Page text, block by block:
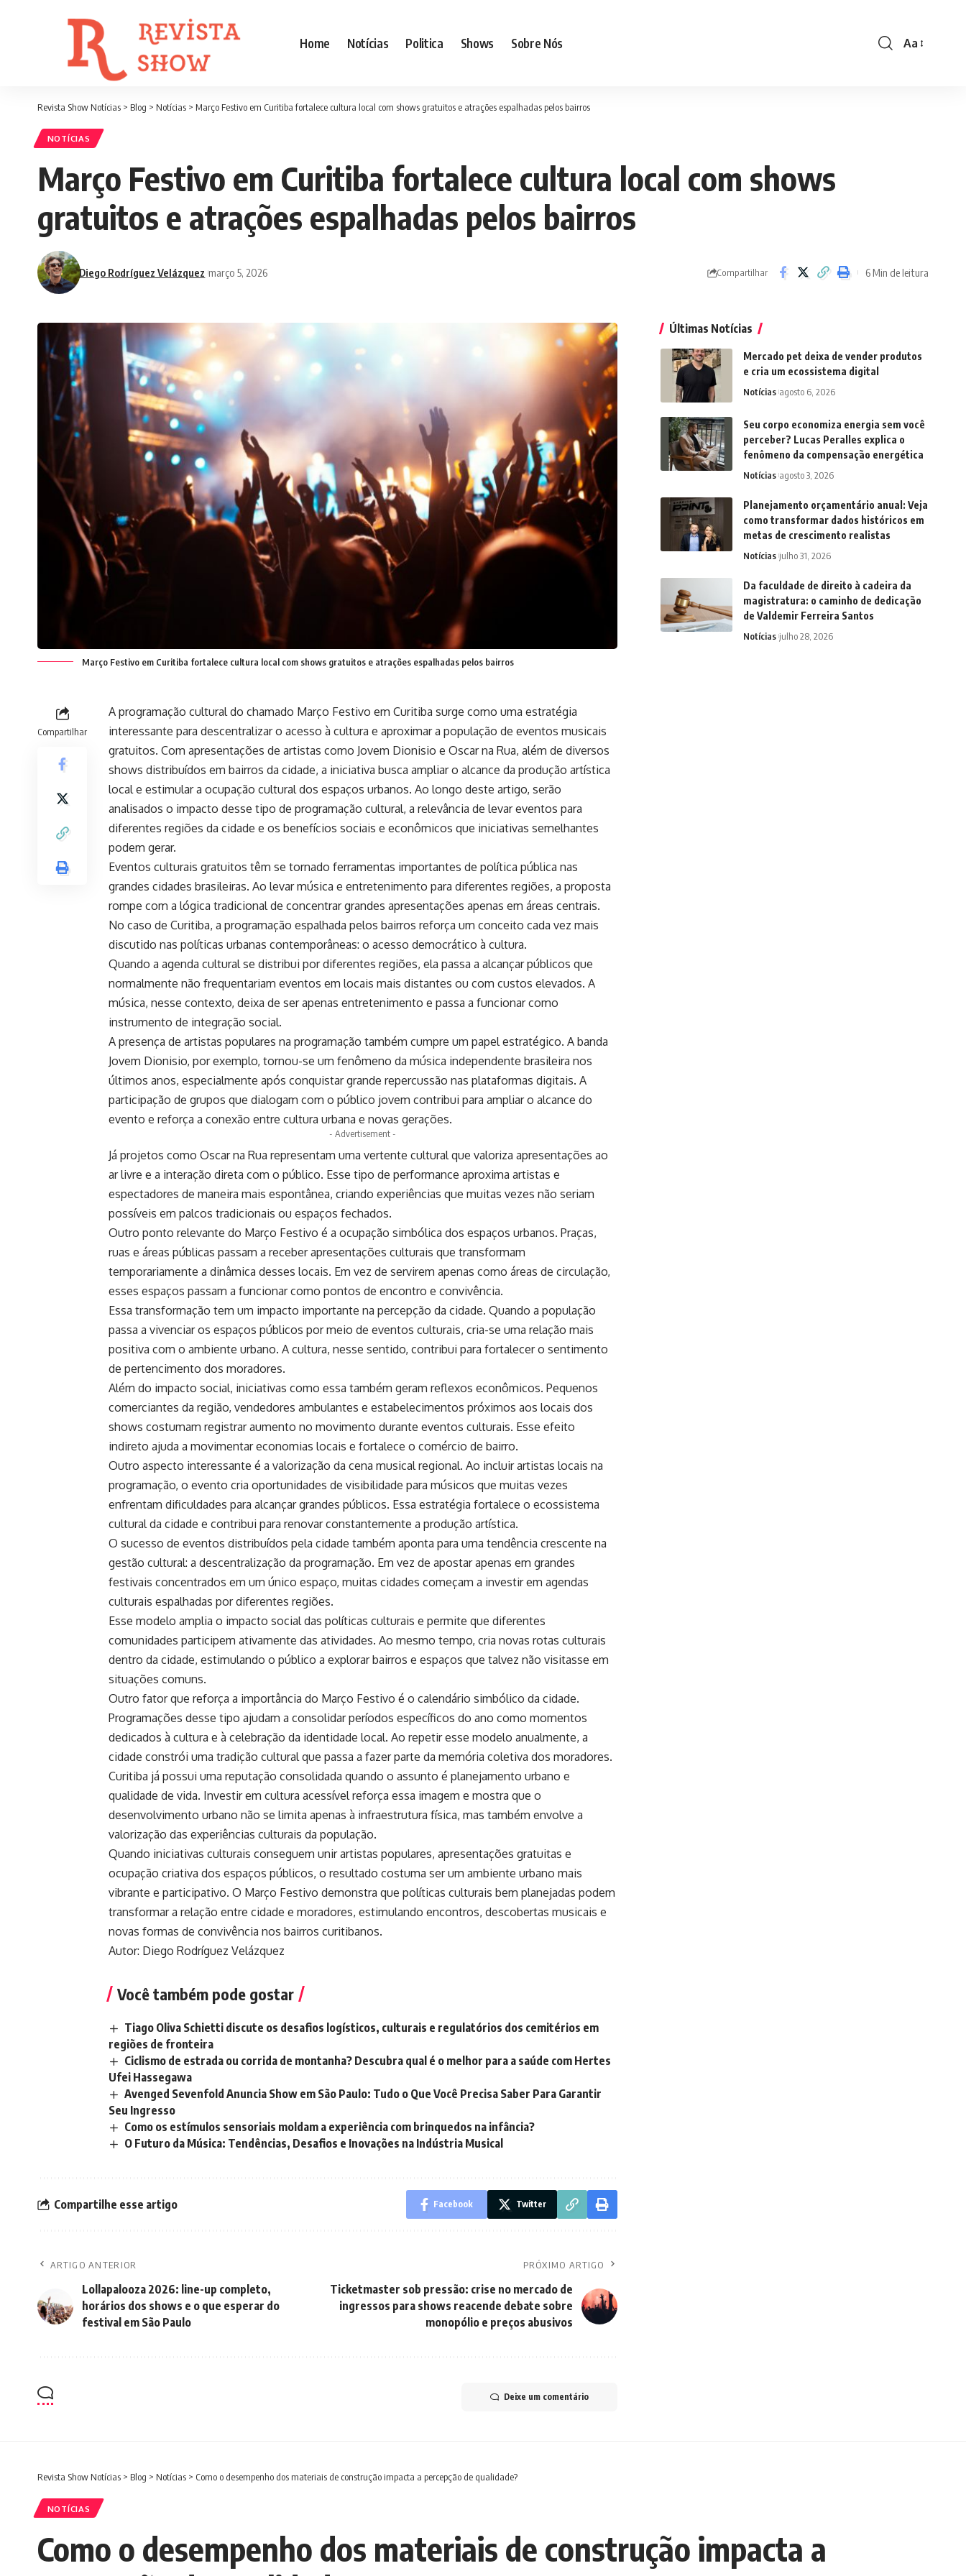
Home Notícias Politica Shows Sobre Nós
Font
Aa
Revista Show Notícias > Blog > Notícias > Março Festivo em Curitiba fortalece cultura local com shows gratuitos e atrações espalhadas pelos bairros
NOTÍCIAS
Março Festivo em Curitiba fortalece cultura local com shows
gratuitos e atrações espalhadas pelos bairros
Diego Rodríguez Velázquez março 5, 2026 Compartilhar 6 Min de leitura
Março Festivo em Curitiba fortalece cultura local com shows gratuitos e atrações espalhadas pelos bairros
Compartilhar
A programação cultural do chamado Março Festivo em Curitiba surge como uma estratégia
interessante para descentralizar o acesso à cultura e aproximar a população de eventos musicais
gratuitos. Com apresentações de artistas como Jovem Dionisio e Oscar na Rua, além de diversos
shows distribuídos em bairros da cidade, a iniciativa busca ampliar o alcance da produção artística
local e estimular a ocupação cultural dos espaços urbanos. Ao longo deste artigo, serão
analisados o impacto desse tipo de programação cultural, a relevância de levar eventos para
diferentes regiões da cidade e os benefícios sociais e econômicos que iniciativas semelhantes
podem gerar.
Eventos culturais gratuitos têm se tornado ferramentas importantes de política pública nas
grandes cidades brasileiras. Ao levar música e entretenimento para diferentes regiões, a proposta
rompe com a lógica tradicional de concentrar grandes apresentações apenas em áreas centrais.
No caso de Curitiba, a programação espalhada pelos bairros reforça um conceito cada vez mais
discutido nas políticas urbanas contemporâneas: o acesso democrático à cultura.
Quando a agenda cultural se distribui por diferentes regiões, ela passa a alcançar públicos que
normalmente não frequentariam eventos em locais mais distantes ou com custos elevados. A
música, nesse contexto, deixa de ser apenas entretenimento e passa a funcionar como
instrumento de integração social.
A presença de artistas populares na programação também cumpre um papel estratégico. A banda
Jovem Dionisio, por exemplo, tornou-se um fenômeno da música independente brasileira nos
últimos anos, especialmente após conquistar grande repercussão nas plataformas digitais. A
participação de grupos que dialogam com o público jovem contribui para ampliar o alcance do
evento e reforça a conexão entre cultura urbana e novas gerações.
- Advertisement -
Já projetos como Oscar na Rua representam uma vertente cultural que valoriza apresentações ao
ar livre e a interação direta com o público. Esse tipo de performance aproxima artistas e
espectadores de maneira mais espontânea, criando experiências que muitas vezes não seriam
possíveis em palcos tradicionais ou espaços fechados.
Outro ponto relevante do Março Festivo é a ocupação simbólica dos espaços urbanos. Praças,
ruas e áreas públicas passam a receber apresentações culturais que transformam
temporariamente a dinâmica desses locais. Em vez de servirem apenas como áreas de circulação,
esses espaços passam a funcionar como pontos de encontro e convivência.
Essa transformação tem um impacto importante na percepção da cidade. Quando a população
passa a vivenciar os espaços públicos por meio de eventos culturais, cria-se uma relação mais
positiva com o ambiente urbano. A cultura, nesse sentido, contribui para fortalecer o sentimento
de pertencimento dos moradores.
Além do impacto social, iniciativas como essa também geram reflexos econômicos. Pequenos
comerciantes da região, vendedores ambulantes e estabelecimentos próximos aos locais dos
shows costumam registrar aumento no movimento durante eventos culturais. Esse efeito
indireto ajuda a movimentar economias locais e fortalece o comércio de bairro.
Outro aspecto interessante é a valorização da cena musical regional. Ao incluir artistas locais na
programação, o evento cria oportunidades de visibilidade para músicos que muitas vezes
enfrentam dificuldades para alcançar grandes públicos. Essa estratégia fortalece o ecossistema
cultural da cidade e contribui para renovar constantemente a produção artística.
O sucesso de eventos distribuídos pela cidade também aponta para uma tendência crescente na
gestão cultural: a descentralização da programação. Em vez de apostar apenas em grandes
festivais concentrados em um único espaço, muitas cidades começam a investir em agendas
culturais espalhadas por diferentes regiões.
Esse modelo amplia o impacto social das políticas culturais e permite que diferentes
comunidades participem ativamente das atividades. Ao mesmo tempo, cria novas rotas culturais
dentro da cidade, estimulando o público a explorar bairros e espaços que talvez não visitasse em
situações comuns.
Outro fator que reforça a importância do Março Festivo é o calendário simbólico da cidade.
Programações desse tipo ajudam a consolidar períodos específicos do ano como momentos
dedicados à cultura e à celebração da identidade local. Ao repetir esse modelo anualmente, a
cidade constrói uma tradição cultural que passa a fazer parte da memória coletiva dos moradores.
Curitiba já possui uma reputação consolidada quando o assunto é planejamento urbano e
qualidade de vida. Investir em cultura acessível reforça essa imagem e mostra que o
desenvolvimento urbano não se limita apenas à infraestrutura física, mas também envolve a
valorização das experiências culturais da população.
Quando iniciativas culturais conseguem unir artistas populares, apresentações gratuitas e
ocupação criativa dos espaços públicos, o resultado costuma ser um ambiente urbano mais
vibrante e participativo. O Março Festivo demonstra que políticas culturais bem planejadas podem
transformar a relação entre cidade e moradores, estimulando encontros, descobertas musicais e
novas formas de convivência nos bairros curitibanos.
Autor: Diego Rodríguez Velázquez
Você também pode gostar
Tiago Oliva Schietti discute os desafios logísticos, culturais e regulatórios dos cemitérios em
regiões de fronteira
Ciclismo de estrada ou corrida de montanha? Descubra qual é o melhor para a saúde com Hertes
Ufei Hassegawa
Avenged Sevenfold Anuncia Show em São Paulo: Tudo o Que Você Precisa Saber Para Garantir
Seu Ingresso
Como os estímulos sensoriais moldam a experiência com brinquedos na infância?
O Futuro da Música: Tendências, Desafios e Inovações na Indústria Musical
Compartilhe esse artigo Facebook Twitter
ARTIGO ANTERIOR
Lollapalooza 2026: line-up completo,
horários dos shows e o que esperar do
festival em São Paulo
PRÓXIMO ARTIGO
Ticketmaster sob pressão: crise no mercado de
ingressos para shows reacende debate sobre
monopólio e preços abusivos
Deixe um comentário
Últimas Notícias
Mercado pet deixa de vender produtos
e cria um ecossistema digital
Notícias agosto 6, 2026
Seu corpo economiza energia sem você
perceber? Lucas Peralles explica o
fenômeno da compensação energética
Notícias agosto 3, 2026
Planejamento orçamentário anual: Veja
como transformar dados históricos em
metas de crescimento realistas
Notícias julho 31, 2026
Da faculdade de direito à cadeira da
magistratura: o caminho de dedicação
de Valdemir Ferreira Santos
Notícias julho 28, 2026
Revista Show Notícias > Blog > Notícias > Como o desempenho dos materiais de construção impacta a percepção de qualidade?
NOTÍCIAS
Como o desempenho dos materiais de construção impacta a